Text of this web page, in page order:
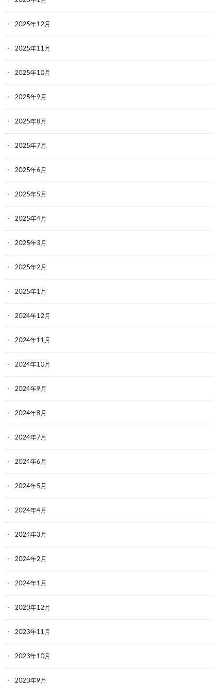
2025年12月
2025年11月
2025年10月
2025年9月
2025年8月
2025年7月
2025年6月
2025年5月
2025年4月
2025年3月
2025年2月
2025年1月
2024年12月
2024年11月
2024年10月
2024年9月
2024年8月
2024年7月
2024年6月
2024年5月
2024年4月
2024年3月
2024年2月
2024年1月
2023年12月
2023年11月
2023年10月
2023年9月